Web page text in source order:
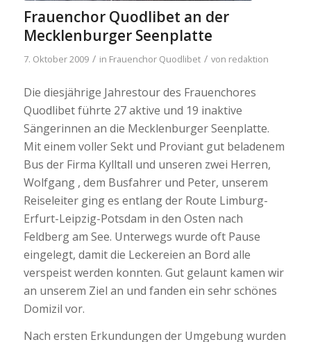
Frauenchor Quodlibet an der
Mecklenburger Seenplatte
7. Oktober 2009 / in Frauenchor Quodlibet / von redaktion
Die diesjährige Jahrestour des Frauenchores
Quodlibet führte 27 aktive und 19 inaktive
Sängerinnen an die Mecklenburger Seenplatte.
Mit einem voller Sekt und Proviant gut beladenem
Bus der Firma Kylltall und unseren zwei Herren,
Wolfgang , dem Busfahrer und Peter, unserem
Reiseleiter ging es entlang der Route Limburg-
Erfurt-Leipzig-Potsdam in den Osten nach
Feldberg am See. Unterwegs wurde oft Pause
eingelegt, damit die Leckereien an Bord alle
verspeist werden konnten. Gut gelaunt kamen wir
an unserem Ziel an und fanden ein sehr schönes
Domizil vor.
Nach ersten Erkundungen der Umgebung wurden